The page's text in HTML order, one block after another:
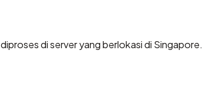
diproses di server yang berlokasi di Singapore.